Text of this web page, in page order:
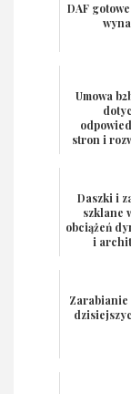
DAF
Umowa
stron i
Daszki i
szklane
obciążeń
i
Zarabianie